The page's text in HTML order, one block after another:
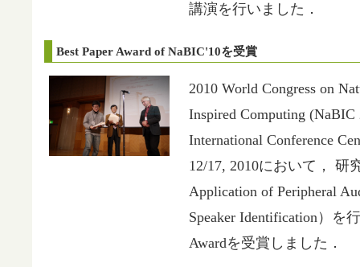
講演を行いました．
Best Paper Award of NaBIC'10を受賞
2010 World Congress on
Inspired Computing
International Conference
12/17, 2010において， 研
Application of Peripheral
Speaker Identification）を
Awardを受賞しました．